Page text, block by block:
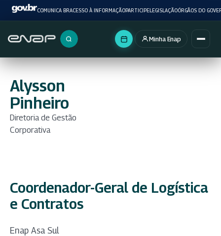
COMUNICA BRACESSO À INFORMAÇÃOPARTICIPELEGISLAÇÃOÓRGÃOS DO
Buscar no portal
Minha Enap
Alysson
Pinheiro
Diretoria de Gestão
Corporativa
Coordenador-Geral de Logística
e Contratos
Enap Asa Sul